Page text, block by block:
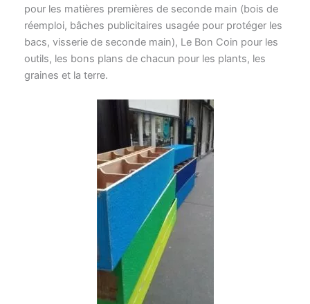
pour les matières premières de seconde main (bois de
réemploi, bâches publicitaires usagée pour protéger les
bacs, visserie de seconde main), Le Bon Coin pour les
outils, les bons plans de chacun pour les plants, les
graines et la terre.